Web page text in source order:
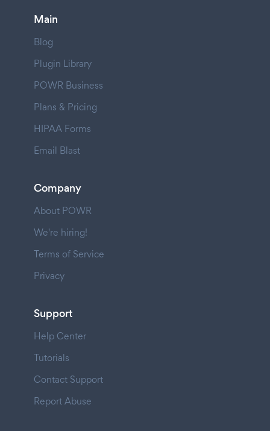
Main
Blog
Plugin Library
POWR Business
Plans & Pricing
HIPAA Forms
Email Blast
Company
About POWR
We're hiring!
Terms of Service
Privacy
Support
Help Center
Tutorials
Contact Support
Report Abuse